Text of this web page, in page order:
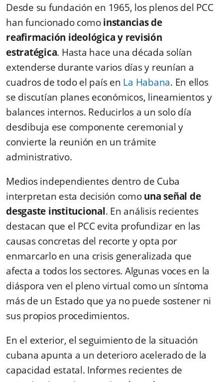
Desde su fundación en 1965, los plenos del PCC
han funcionado comoinstancias de
reafirmación ideológica y revisión
estratégica. Hasta hace una década solían
extenderse durante varios días y reunían a
cuadros de todo el país en La Habana. En ellos
se discutían planes económicos, lineamientos y
balances internos. Reducirlos a un solo día
desdibuja ese componente ceremonial y
convierte la reunión en un trámite
administrativo.
Medios independientes dentro de Cuba
interpretan esta decisión comouna señal de
desgaste institucional. En análisis recientes
destacan que el PCC evita profundizar en las
causas concretas del recorte y opta por
enmarcarlo en una crisis generalizada que
afecta a todos los sectores. Algunas voces en la
diáspora ven el pleno virtual como un síntoma
más de un Estado que ya no puede sostener ni
sus propios procedimientos.
En el exterior, el seguimiento de la situación
cubana apunta a un deterioro acelerado de la
capacidad estatal. Informes recientes de